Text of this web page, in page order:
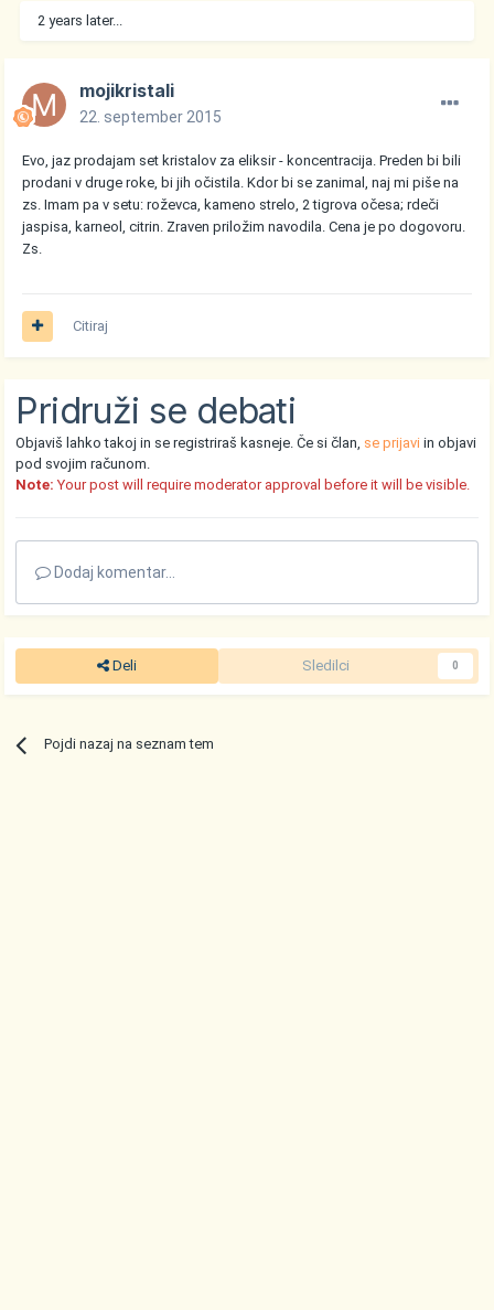
2 years later...
mojikristali
22. september 2015
Evo, jaz prodajam set kristalov za eliksir - koncentracija. Preden bi bili
prodani v druge roke, bi jih očistila. Kdor bi se zanimal, naj mi piše na
zs. Imam pa v setu: roževca, kameno strelo, 2 tigrova očesa; rdeči
jaspisa, karneol, citrin. Zraven priložim navodila. Cena je po dogovoru.
Zs.
Citiraj
Pridruži se debati
Objaviš lahko takoj in se registriraš kasneje. Če si član, se prijavi in objavi
pod svojim računom.
Note: Your post will require moderator approval before it will be visible.
Dodaj komentar...
Deli Sledilci 0
Pojdi nazaj na seznam tem